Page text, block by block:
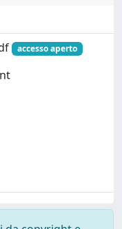
accesso aperto